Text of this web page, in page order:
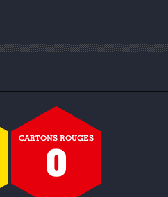
CARTONS ROUGES
0